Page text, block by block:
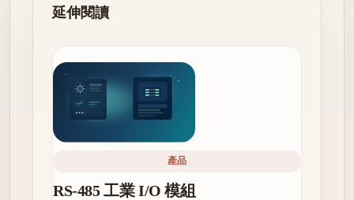
延伸閱讀
產品
RS-485 工業 I/O 模組